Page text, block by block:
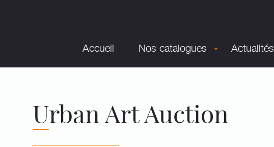
Accueil Nos catalogues Actualités
Urban Art Auction